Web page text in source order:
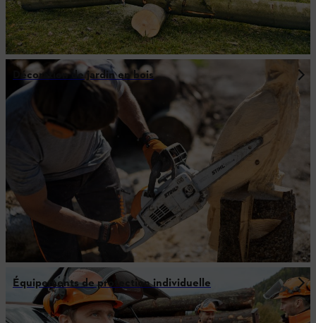
Décoration de jardin en bois
Équipements de protection individuelle